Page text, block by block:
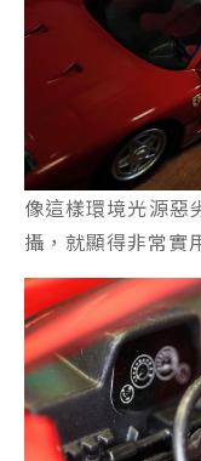
像這樣環境光源惡
攝，就顯得非常實